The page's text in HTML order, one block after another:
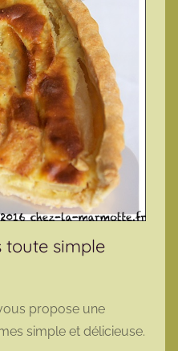
toute simple
propose une
simple et délicieuse.